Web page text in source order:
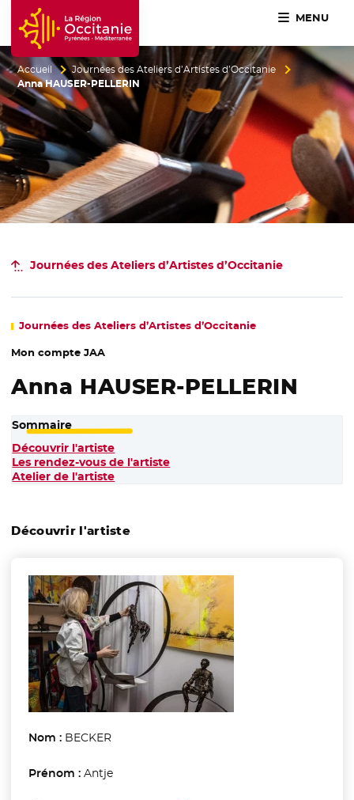
Accueil Région Occitanie / Pyrénées-Méditerranée
MENU
Accueil
Journées des Ateliers d’Artistes d’Occitanie
Anna HAUSER-PELLERIN
Journées des Ateliers d’Artistes d’Occitanie
Journées des Ateliers d’Artistesd’Occitanie
Mon compte JAA
Anna HAUSER-PELLERIN
Sommaire
Découvrir l'artiste
Les rendez-vous de l'artiste
Atelier de l'artiste
Découvrir l'artiste
Nom : BECKER
Prénom : Antje